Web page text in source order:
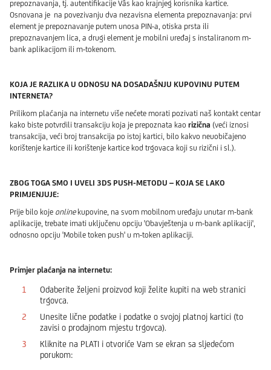
prepoznavanja, tj. autentifikacije Vâs kao krajnjeg korisnika kartice.
Osnovana je na povezivanju dva nezavisna elementa prepoznavanja: prvi
element je prepoznavanje putem unosa PIN-a, otiska prsta ili
prepoznavanjem lica, a drugi element je mobilni uređaj s instaliranom m-
bank aplikacijom ili m-tokenom.
KOJA JE RAZLIKA U ODNOSU NA DOSADAŠNJU KUPOVINU PUTEM
INTERNETA?
Prilikom plaćanja na internetu više nećete morati pozivati naš kontakt centar
kako biste potvrdili transakciju koja je prepoznata kao rizična (veći iznosi
transakcija, veći broj transakcija po istoj kartici, bilo kakvo neuobičajeno
korištenje kartice ili korištenje kartice kod trgovaca koji su rizični i sl.).
ZBOG TOGA SMO I UVELI 3DS PUSH-METODU – KOJA SE LAKO
PRIMJENJUJE:
Prije bilo koje online kupovine, na svom mobilnom uređaju unutar m-bank
aplikacije, trebate imati uključenu opciju 'Obavještenja u m-bank aplikaciji',
odnosno opciju 'Mobile token push' u m-token aplikaciji.
Primjer plaćanja na internetu:
Odaberite željeni proizvod koji želite kupiti na web stranici
trgovca.
Unesite lične podatke i podatke o svojoj platnoj kartici (to
zavisi o prodajnom mjestu trgovca).
Kliknite na PLATI i otvoriće Vam se ekran sa sljedećom
porukom: